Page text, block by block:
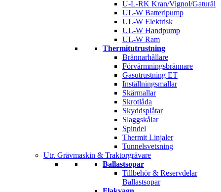
U-L-RK Kran/Vignol/Gaturäl
UL-W Batteripump
UL-W Elektrisk
UL-W Handpump
UL-W Ram
Thermitutrustning
Brännarhållare
Förvärmningsbrännare
Gasutrustning ET
Inställningsmallar
Skärmallar
Skrotlåda
Skyddsplåtar
Slaggskålar
Spindel
Thermit Linjaler
Tunnelsvetsning
Utr. Grävmaskin & Traktorgrävare
Ballastsopar
Tillbehör & Reservdelar
Ballastsopar